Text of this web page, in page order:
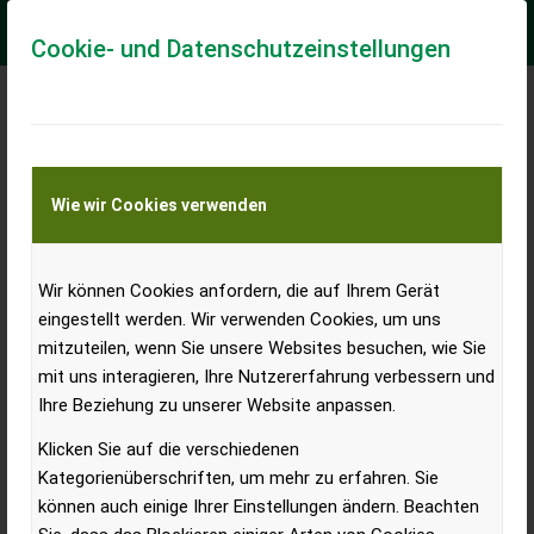
Cookie- und Datenschutzeinstellungen
Wie wir Cookies verwenden
Wir können Cookies anfordern, die auf Ihrem Gerät
eingestellt werden. Wir verwenden Cookies, um uns
mitzuteilen, wenn Sie unsere Websites besuchen, wie Sie
mit uns interagieren, Ihre Nutzererfahrung verbessern und
Ihre Beziehung zu unserer Website anpassen.
Klicken Sie auf die verschiedenen
Kategorienüberschriften, um mehr zu erfahren. Sie
können auch einige Ihrer Einstellungen ändern. Beachten
Entwurf zu neuer Gentechnik
Bio-Dachverband verabschiedet Resolution;
Transparenz und Entscheidungsfreiheit in Gefahr;
drohende Patentrechtsklagen: Saatgutvermehrung
wird für LandwirtInnen zu Hochrisikoprojekt
Der Dachverband der europäischen Bio-Verbände, IFOAM